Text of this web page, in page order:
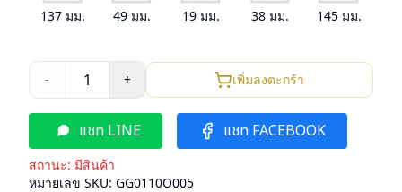
137 มม. 49 มม. 19มม. 38มม. 145มม.
- 1 + เพิ่มลงตะกร้า
แชท LINE แชท FACEBOOK
สถานะ: มีสินค้า
หมายเลข SKU: GG0110O005